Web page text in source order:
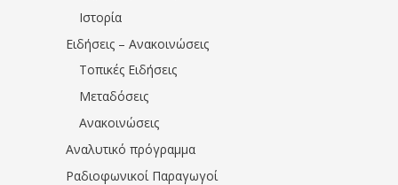
Ιστορία
Ειδήσεις – Ανακοινώσεις
Τοπικές Ειδήσεις
Μεταδόσεις
Ανακοινώσεις
Αναλυτικό πρόγραμμα
Ραδιοφωνικοί Παραγωγοί